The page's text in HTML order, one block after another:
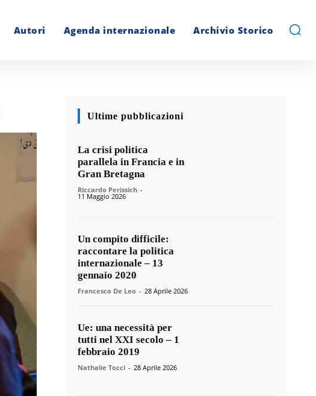
Autori Agenda internazionale Archivio Storico
Ultime pubblicazioni
La crisi politica
parallela in Francia e in
Gran Bretagna
Riccardo Perissich -
11 Maggio 2026
Un compito difficile:
raccontare la politica
internazionale – 13
gennaio 2020
Francesco De Leo - 28 Aprile 2026
Ue: una necessità per
tutti nel XXI secolo – 1
febbraio 2019
Nathalie Tocci - 28 Aprile 2026